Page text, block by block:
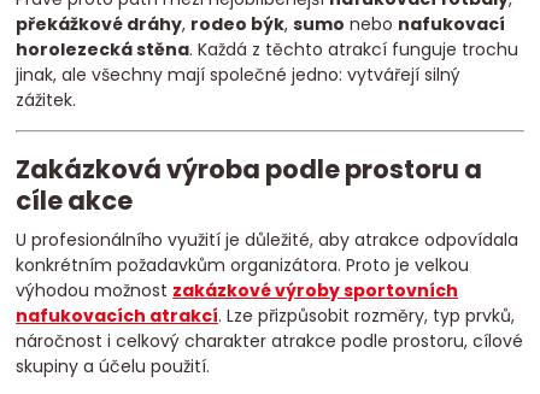
překážkové dráhy, rodeo býk,sumo nebo nafukovací
horolezecká stěna. Každá z těchto atrakcí funguje trochu
jinak, ale všechny mají společné jedno: vytvářejí silný
zážitek.
Zakázková výroba podle prostoru a
cíle akce
U profesionálního využití je důležité, aby atrakce odpovídala
konkrétním požadavkům organizátora. Proto je velkou
výhodou možnost zakázkové výroby sportovních
nafukovacích atrakcí. Lze přizpůsobit rozměry, typ prvků,
náročnost i celkový charakter atrakce podle prostoru, cílové
skupiny a účelu použití.